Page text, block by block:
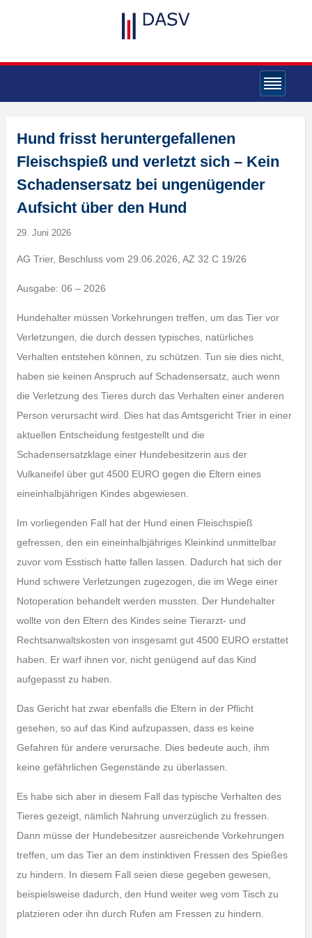
Hund frisst heruntergefallenen
Fleischspieß und verletzt sich – Kein
Schadensersatz bei ungenügender
Aufsicht über den Hund
29. Juni 2026
AG Trier, Beschluss vom 29.06.2026, AZ 32 C 19/26
Ausgabe: 06 – 2026
Hundehalter müssen Vorkehrungen treffen, um das Tier vor
Verletzungen, die durch dessen typisches, natürliches
Verhalten entstehen können, zu schützen. Tun sie dies nicht,
haben sie keinen Anspruch auf Schadensersatz, auch wenn
die Verletzung des Tieres durch das Verhalten einer anderen
Person verursacht wird. Dies hat das Amtsgericht Trier in einer
aktuellen Entscheidung festgestellt und die
Schadensersatzklage einer Hundebesitzerin aus der
Vulkaneifel über gut 4500 EURO gegen die Eltern eines
eineinhalbjährigen Kindes abgewiesen.
Im vorliegenden Fall hat der Hund einen Fleischspieß
gefressen, den ein eineinhalbjähriges Kleinkind unmittelbar
zuvor vom Esstisch hatte fallen lassen. Dadurch hat sich der
Hund schwere Verletzungen zugezogen, die im Wege einer
Notoperation behandelt werden mussten. Der Hundehalter
wollte von den Eltern des Kindes seine Tierarzt- und
Rechtsanwaltskosten von insgesamt gut 4500 EURO erstattet
haben. Er warf ihnen vor, nicht genügend auf das Kind
aufgepasst zu haben.
Das Gericht hat zwar ebenfalls die Eltern in der Pflicht
gesehen, so auf das Kind aufzupassen, dass es keine
Gefahren für andere verursache. Dies bedeute auch, ihm
keine gefährlichen Gegenstände zu überlassen.
Es habe sich aber in diesem Fall das typische Verhalten des
Tieres gezeigt, nämlich Nahrung unverzüglich zu fressen.
Dann müsse der Hundebesitzer ausreichende Vorkehrungen
treffen, um das Tier an dem instinktiven Fressen des Spießes
zu hindern. In diesem Fall seien diese gegeben gewesen,
beispielsweise dadurch, den Hund weiter weg vom Tisch zu
platzieren oder ihn durch Rufen am Fressen zu hindern.